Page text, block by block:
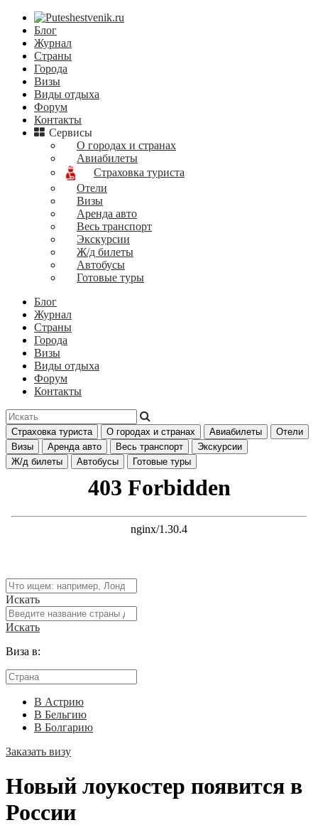
Блог
Журнал
Страны
Города
Визы
Виды отдыха
Форум
Контакты
Сервисы
О городах и странах
Авиабилеты
Страховка туриста
Отели
Визы
Аренда авто
Весь транспорт
Экскурсии
Ж/д билеты
Автобусы
Готовые туры
Блог
Журнал
Страны
Города
Визы
Виды отдыха
Форум
Контакты
Страховка туриста О городах и странах Авиабилеты
Отели
Визы
Аренда авто Весь транспорт
Экскурсии
Ж/д билеты
Автобусы Готовые туры
Искать
Искать
Виза в:
В Астрию
В Бельгию
В Болгарию
Заказать визу
Новый лоукостер появится в
России